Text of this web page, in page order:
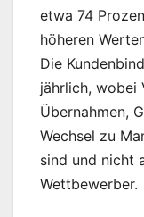
etwa 74
höheren
Die
jährlich, wobei
Übernahmen,
Wechsel zu
sind und nicht
Wettbewerber.